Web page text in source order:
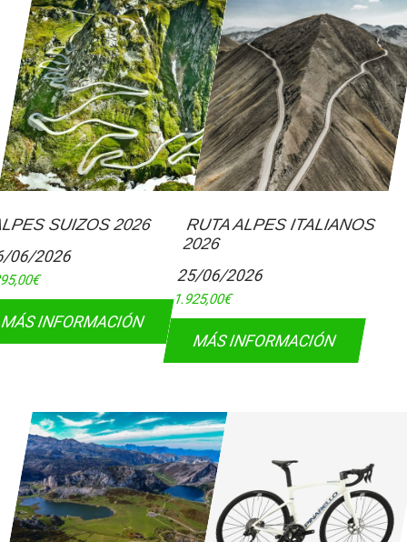
SUIZOS 2026
06/2026
€
MÁS INFORMACIÓN
RUTA ALPES ITALIANOS
2026
25/06/2026
1.925,00€
MÁS INFORMACIÓN